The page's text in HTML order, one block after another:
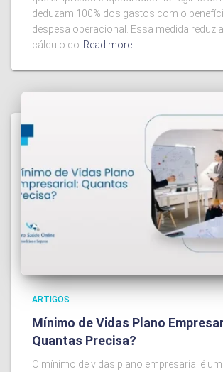
deduzam 100% dos gastos com o
despesa operacional. Essa medida reduz
cálculo do Read more…
ARTIGOS
Mínimo de Vidas Plano
Quantas Precisa?
O mínimo de vidas plano empresarial é